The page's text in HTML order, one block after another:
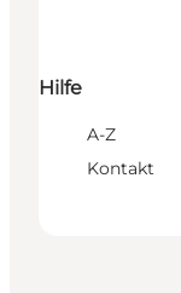
Hilfe
A-Z
Kontakt